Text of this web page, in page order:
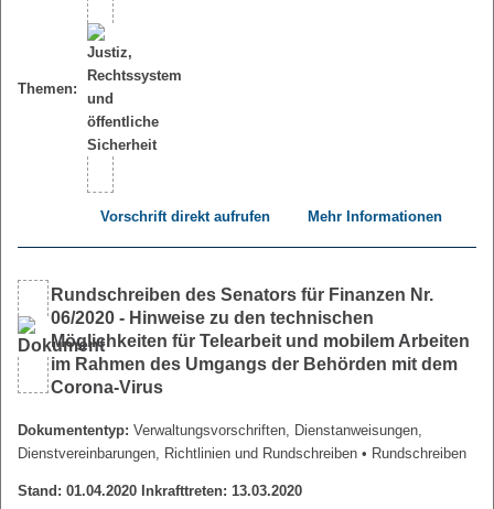
Themen:
Vorschrift direkt aufrufen Mehr Informationen
Rundschreiben des Senators für Finanzen Nr.
06/2020 - Hinweise zu den technischen
Möglichkeiten für Telearbeit und mobilem Arbeiten
im Rahmen des Umgangs der Behörden mit dem
Corona-Virus
Dokumententyp: Verwaltungsvorschriften, Dienstanweisungen,
Dienstvereinbarungen, Richtlinien und Rundschreiben • Rundschreiben
Stand: 01.04.2020 Inkrafttreten: 13.03.2020